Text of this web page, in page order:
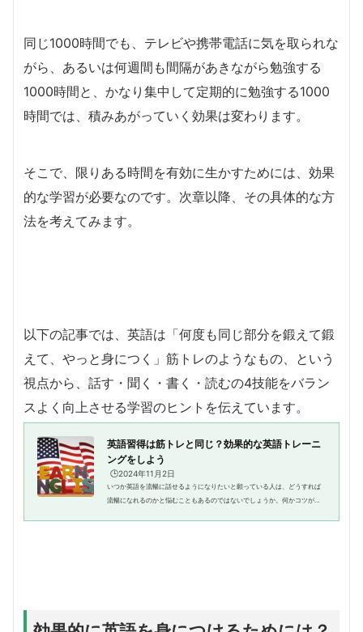
同じ1000時間でも、テレビや携帯電話に気を取られな
がら、あるいは何週間も間隔があきながら勉強する
1000時間と、かなり集中して定期的に勉強する1000
時間では、積みあがっていく効果は変わります。
そこで、限りある時間を有効に生かすためには、効果
的な学習が必要なのです。次章以降、その具体的な方
法を考えてみます。
以下の記事では、英語は「何度も同じ部分を鍛えて鍛
えて、やっと身につく」筋トレのようなもの、という
視点から、話す・聞く・書く・読むの4技能をバラン
スよく向上させる学習のヒントを伝えています。
英語習得は筋トレと同じ？効果的な英語トレーニ
ングをしよう
🕒️2024年11月2日
いつか英語を流暢に話せるようになりたいと願っている人は、どうすれば
流暢になれるのかと悩むこともあるのではないでしょうか。何かコツがあ